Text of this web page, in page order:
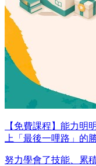
【免費課程】能力明
上「最後一哩路」的
努力學會了技能、累